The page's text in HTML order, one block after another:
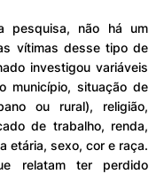
vítimas desse tipo de
investigou variáveis
município, situação de
ou rural), religião,
de trabalho, renda,
etária, sexo, cor e raça.
relatam ter perdido